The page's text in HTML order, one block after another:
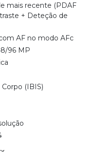
mais recente (PDAF
+ Deteção de
AF no modo AFc
96 MP
(IBIS)